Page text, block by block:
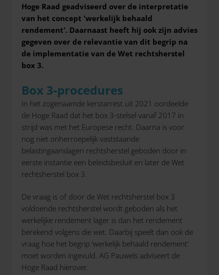
Hoge Raad geadviseerd over de interpretatie
van het concept 'werkelijk behaald
rendement'. Daarnaast heeft hij ook zijn advies
gegeven over de relevantie van dit begrip na
de implementatie van de Wet rechtsherstel
box 3.
Box 3-procedures
In het zogenaamde kerstarrest uit 2021 oordeelde
de Hoge Raad dat het box 3-stelsel vanaf 2017 in
strijd was met het Europese recht. Daarna is voor
nog niet onherroepelijk vaststaande
belastingaanslagen rechtsherstel geboden door in
eerste instantie een beleidsbesluit en later de Wet
rechtsherstel box 3.
De vraag is of door de Wet rechtsherstel box 3
voldoende rechtsherstel wordt geboden als het
werkelijke rendement lager is dan het rendement
berekend volgens die wet. Daarbij speelt dan ook de
vraag hoe het begrip ‘werkelijk behaald rendement’
moet worden ingevuld. AG Pauwels adviseert de
Hoge Raad hierover.